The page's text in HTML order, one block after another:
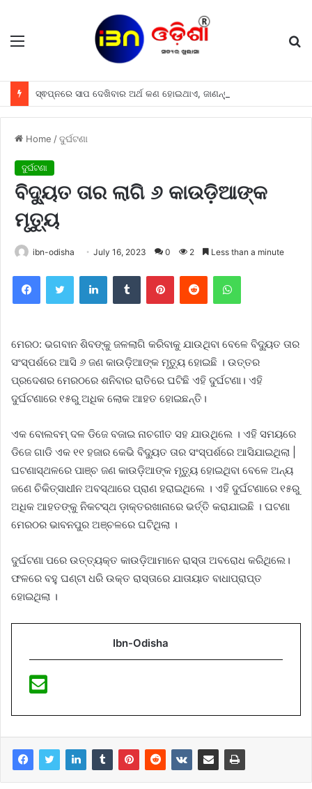
Menu
ସ୍ଵପ୍ନରେ ସାପ ଦେଖିବାର ଅର୍ଥ କଣ ହୋଇଥାଏ, ଜାଣନ୍ତୁ
Home /ଦୁର୍ଘଟଣା
ଦୁର୍ଘଟଣା
ବିଦ୍ୟୁତ ତାର ଲାଗି ୬ କାଉଡ଼ିଆଙ୍କ
ମୃତ୍ୟୁ
ibn-odisha July 16, 2023 0 2 Less than a minute
FacebookTwitter LinkedInTumblr PinterestReddit WhatsApp
ମେରଠ: ଭଗବାନ ଶିବଙ୍କୁ ଜଳଲାଗି କରିବାକୁ ଯାଉଥିବା ବେଳେ ବିଦ୍ୟୁତ ତାର
ସଂସ୍ପର୍ଶରେ ଆସି ୬ ଜଣ କାଉଡ଼ିଆଙ୍କ ମୃତ୍ୟୁ ହୋଇଛି । ଉତ୍ତର
ପ୍ରଦେଶର ମେରଠରେ ଶନିବାର ରାତିରେ ଘଟିଛି ଏହି ଦୁର୍ଘଟଣା। ଏହି
ଦୁର୍ଘଟଣାରେ ୧୫ରୁ ଅଧିକ ଲୋକ ଆହତ ହୋଇଛନ୍ତି।
ଏକ ବୋଲବମ୍ ଦଳ ଡିଜେ ବଜାଇ ନାଚଗୀତ ସହ ଯାଉଥିଲେ । ଏହି ସମୟରେ
ଡିଜେ ଗାଡି ଏକ ୧୧ ହଜାର କେଭି ବିଦ୍ୟୁତ ତାର ସଂସ୍ପର୍ଶରେ ଆସିଯାଇଥିଲା |
ଘଟଣାସ୍ଥଳରେ ପାଞ୍ଚ ଜଣ କାଉଡ଼ିଆଙ୍କ ମୃତ୍ୟୁ ହୋଇଥିବା ବେଳେ ଅନ୍ୟ
ଜଣେ ଚିକିତ୍ସାଧୀନ ଅବସ୍ଥାରେ ପ୍ରାଣ ହରାଇଥିଲେ । ଏହି ଦୁର୍ଘଟଣାରେ ୧୫ରୁ
ଅଧିକ ଆହତଙ୍କୁ ନିକଟସ୍ଥ ଡ଼ାକ୍ତରଖାନାରେ ଭର୍ତ୍ତି କରାଯାଇଛି । ଘଟଣା
ମେରଠର ଭାବନପୁର ଅଞ୍ଚଳରେ ଘଟିଥିଲା ।
ଦୁର୍ଘଟଣା ପରେ ଉତ୍ତ୍ୟକ୍ତ କାଉଡ଼ିଆମାନେ ରାସ୍ତା ଅବରୋଧ କରିଥିଲେ।
ଫଳରେ ବହୁ ଘଣ୍ଟା ଧରି ଉକ୍ତ ରାସ୍ତାରେ ଯାତାୟାତ ବାଧାପ୍ରାପ୍ତ
ହୋଇଥିଲା ।
Ibn-Odisha